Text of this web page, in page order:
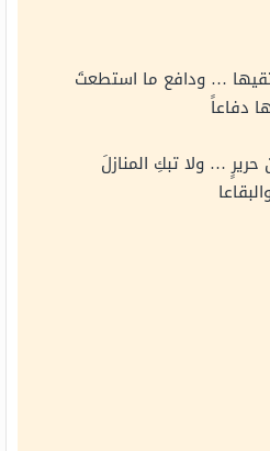
… ودافع ما استطعتَ
دفاعاً
حريرٍ … ولا تبكِ المنازلَ